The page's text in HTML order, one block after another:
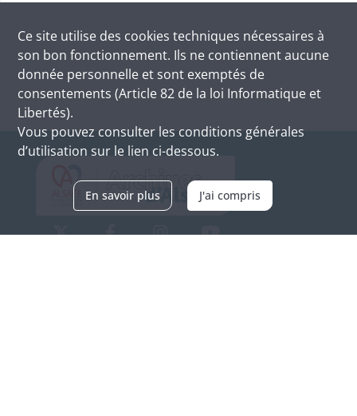
Ce site utilise des cookies techniques nécessaires à
son bon fonctionnement. Ils ne contiennent aucune
donnée personnelle et sont exemptés de
consentements (Article 82 de la loi Informatique et
Libertés).
Vous pouvez consulter les conditions générales
d’utilisation sur le lien ci-dessous.
En savoir plus J'ai compris